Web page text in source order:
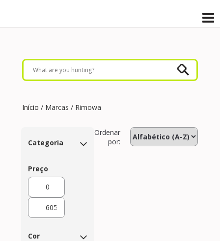
Início / Marcas / Rimowa
Categoria
Preço
Cor
Ordenar
por: